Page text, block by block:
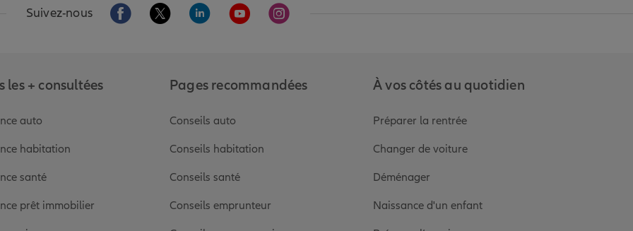
Suivez-nous Aller sur la page Facebook de Allianz
Aller sur la page Twitter de Allianz
Aller sur la page Linkedin de Allianz
Aller sur la page Youtube de Allianz
Aller sur la page Instagram de Allianz
les + consultées
auto
habitation
santé
prêt immobilier
Pages recommandées
Conseils auto
Conseils habitation
Conseils santé
Conseils emprunteur
À vos côtés au quotidien
Préparer la rentrée
Changer de voiture
Déménager
Naissance d'un enfant